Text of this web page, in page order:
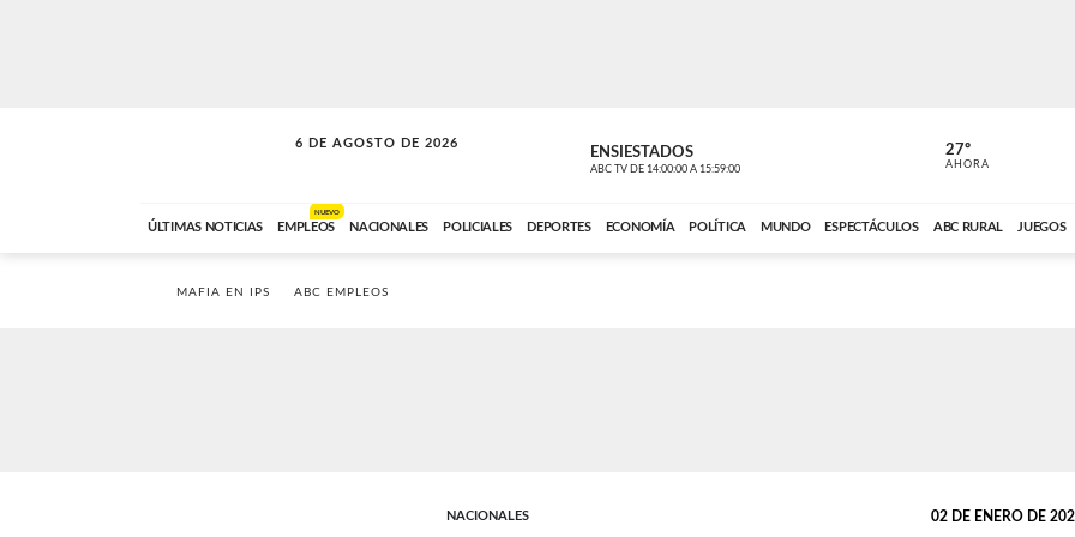
6 DE AGOSTO DE 2026
VITAMINAS ENSIESTADOS
ABC TV DE 14:00:00 A 15:59:00 ABC CARDINAL
27º
AHORA
ÚLTIMAS NOTICIAS EMPLEOS
NUEVO
NACIONALES POLICIALES DEPORTES ECONOMÍA POLÍTICA MUNDO ESPECTÁCULOS ABC RURAL JUEGOS
MAFIA EN IPS ABC EMPLEOS
NACIONALES 02 DE ENERO DE